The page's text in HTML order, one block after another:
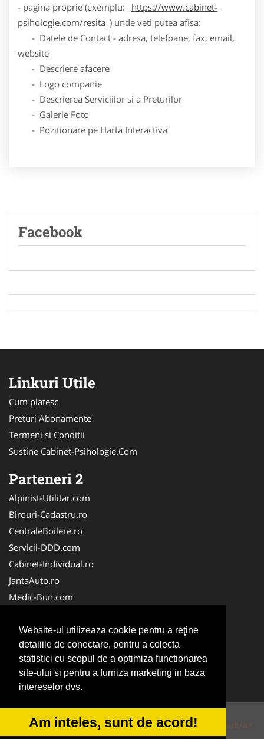
Website-ul utilizeaza cookie pentru a reţine
detaliile de conectare, pentru a colecta
statistici cu scopul de a optimiza functionarea
site-ului si pentru a furniza marketing in baza
intereselor dvs.
Am inteles, sunt de acord!
- pagina proprie (exemplu:
https://www.cabinet-
psihologie.com/resita ) unde veti putea afisa:
- Datele de Contact - adresa, telefoane, fax, email,
website
- Descriere afacere
- Logo companie
- Descrierea Serviciilor si a Preturilor
- Galerie Foto
- Pozitionare pe Harta Interactiva
Facebook
Linkuri Utile
Cum platesc
Preturi Abonamente
Termeni si Conditii
Sustine Cabinet-Psihologie.Com
Parteneri 2
Alpinist-Utilitar.com
Birouri-Cadastru.ro
CentraleBoilere.ro
Servicii-DDD.com
Cabinet-Individual.ro
JantaAuto.ro
Medic-Bun.com
Apicultorul.com
CentruInchirieri.ro
Oftalmologul.ro
Stomatologul.com
© 2014-2026 Powered byVilonMedia&Tokaido Consult/a>